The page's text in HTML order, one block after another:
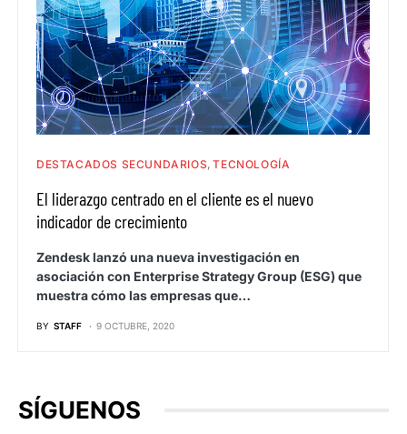
DESTACADOS SECUNDARIOS TECNOLOGÍA
El liderazgo centrado en el cliente es el nuevo
indicador de crecimiento
Zendesk lanzó una nueva investigación en
asociación con Enterprise Strategy Group (ESG) que
muestra cómo las empresas que…
BY STAFF 9 OCTUBRE, 2020
SÍGUENOS